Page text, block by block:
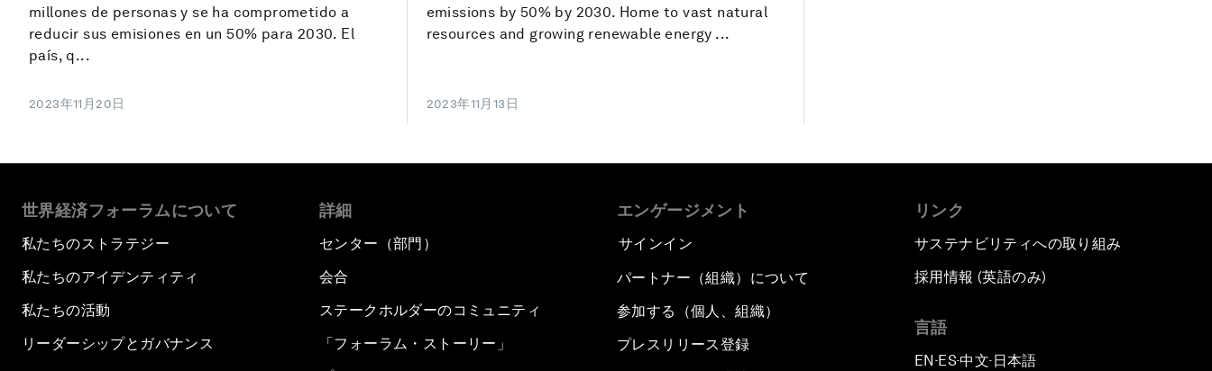
millones de personas y se ha comprometido a
reducir sus emisiones en un 50% para 2030. El
país, q...
2023年11月20日
emissions by 50% by 2030. Home to vast natural
resources and growing renewable energy ...
2023年11月13日
世界経済フォーラムについて
私たちのストラテジー
私たちのアイデンティティ
私たちの活動
リーダーシップとガバナンス
詳細
センター（部門）
会合
ステークホルダーのコミュニティ
「フォーラム・ストーリー」
エンゲージメント
サインイン
パートナー（組織）について
参加する（個人、組織）
プレスリリース登録
リンク
サステナビリティへの取り組み
採用情報 (英語のみ)
言語
EN ▪ES▪中文▪ 日本語